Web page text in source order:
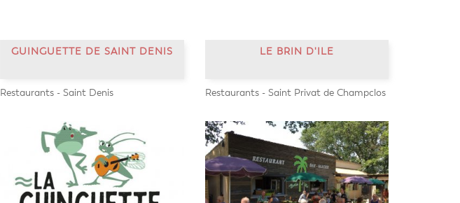
GUINGUETTE DE SAINT DENIS
Restaurants - Saint Denis
LE BRIN D'ILE
Restaurants - Saint Privat de Champclos